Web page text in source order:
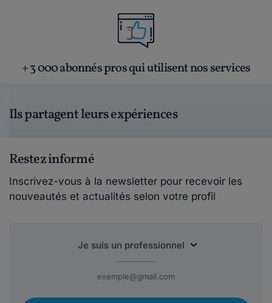
+ 3 000 abonnés pros qui utilisent nos services
Ils partagent leurs expériences
Restez informé
Inscrivez-vous à la newsletter pour recevoir les
nouveautés et actualités selon votre profil